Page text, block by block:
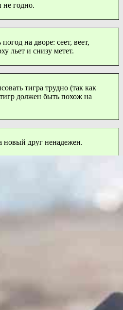
не годно.
на дворе: сеет, веет,
льет и снизу метет.
тигра трудно (так как
должен быть похож на
друг ненадежен.